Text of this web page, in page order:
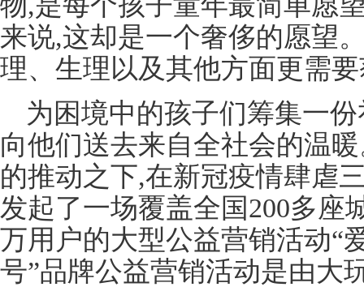
来说,这却是一个奢侈的愿望
理、生理以及其他方面更需
为困境中的孩子们筹集一
向他们送去来自全社会的温
的推动之下,在新冠疫情肆虐
发起了一场覆盖全国200多座
万用户的大型公益营销活动“
号”品牌公益营销活动是由大